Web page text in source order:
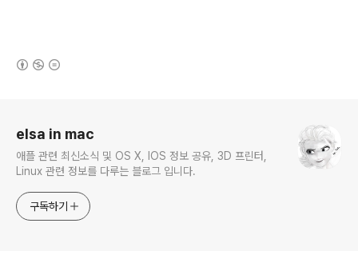
elsa in mac
애플 관련 최신소식 및 OS X, IOS 정보 공유, 3D 프린터,
Linux 관련 정보를 다루는 블로그 입니다.
구독하기